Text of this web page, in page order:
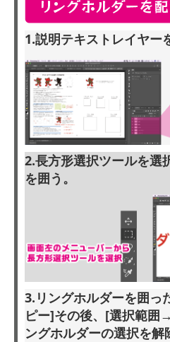
1.説明テキストレイヤー
2.長方形選択ツールを選
を囲う。
3.リングホルダーを囲
ピー]その後、[選択範囲
ングホルダーの選択を解